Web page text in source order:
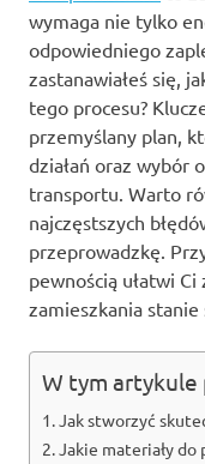
wymaga nie tylko
odpowiedniego
zastanawiałeś się,
tego procesu?
przemyślany plan,
działań oraz wybór
transportu. Warto
najczęstszych
przeprowadzkę.
pewnością ułatwi
zamieszkania
W tym artykule
Jak stworzyć
Jakie materiały do